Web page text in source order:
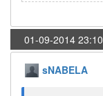
01-09-2014 23:10
sNABELA